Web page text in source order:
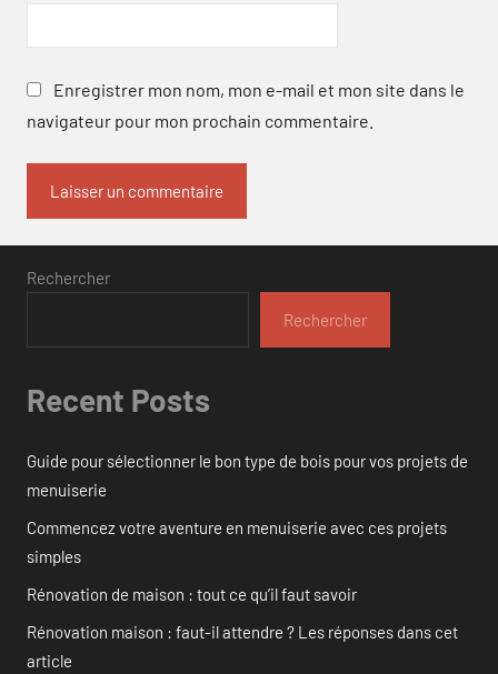
Enregistrer mon nom, mon e-mail et mon site dans le
navigateur pour mon prochain commentaire.
Rechercher
Rechercher
Recent Posts
Guide pour sélectionner le bon type de bois pour vos projets de
menuiserie
Commencez votre aventure en menuiserie avec ces projets
simples
Rénovation de maison : tout ce qu’il faut savoir
Rénovation maison : faut-il attendre ? Les réponses dans cet
article